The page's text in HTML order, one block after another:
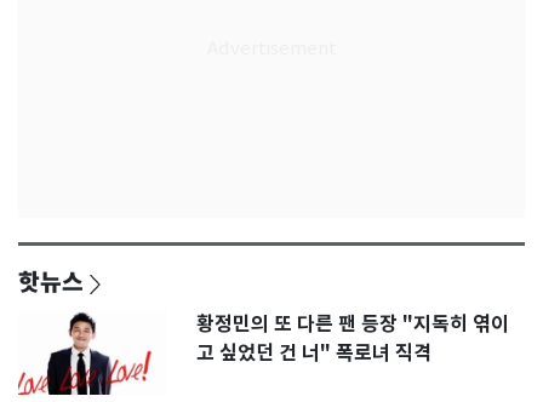
핫뉴스
황정민의 또 다른 팬 등장 "지독히 엮이
고 싶었던 건 너" 폭로녀 직격